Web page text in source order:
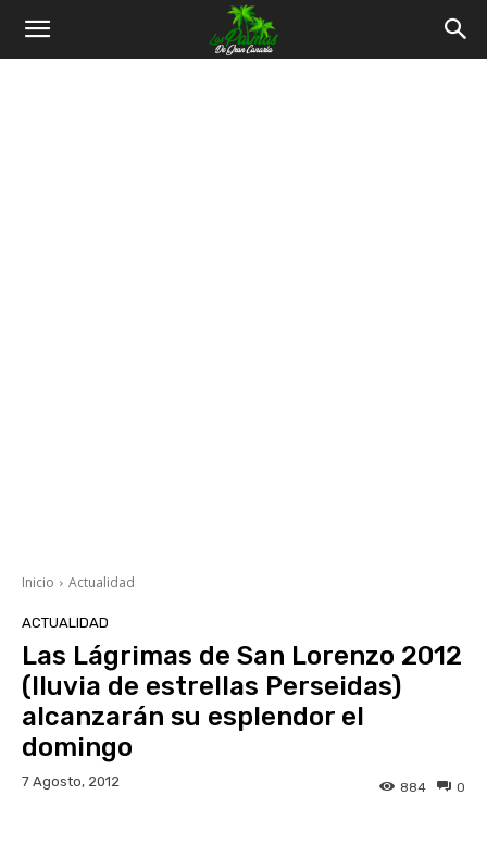
Inicio Actualidad
ACTUALIDAD
Las Lágrimas de San Lorenzo 2012
(lluvia de estrellas Perseidas)
alcanzarán su esplendor el
domingo
7 Agosto, 2012 0
884